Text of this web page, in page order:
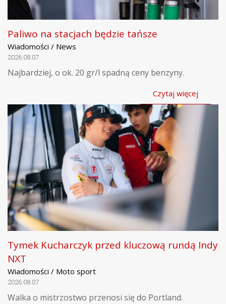
Paliwo na stacjach będzie tańsze
Wiadomości / News
2026.08.07
Najbardziej, o ok. 20 gr/l spadną ceny benzyny.
Czytaj więcej
Tymek Kucharczyk przed kluczową rundą Indy
NXT
Wiadomości / Moto sport
2026.08.07
Walka o mistrzostwo przenosi się do Portland.